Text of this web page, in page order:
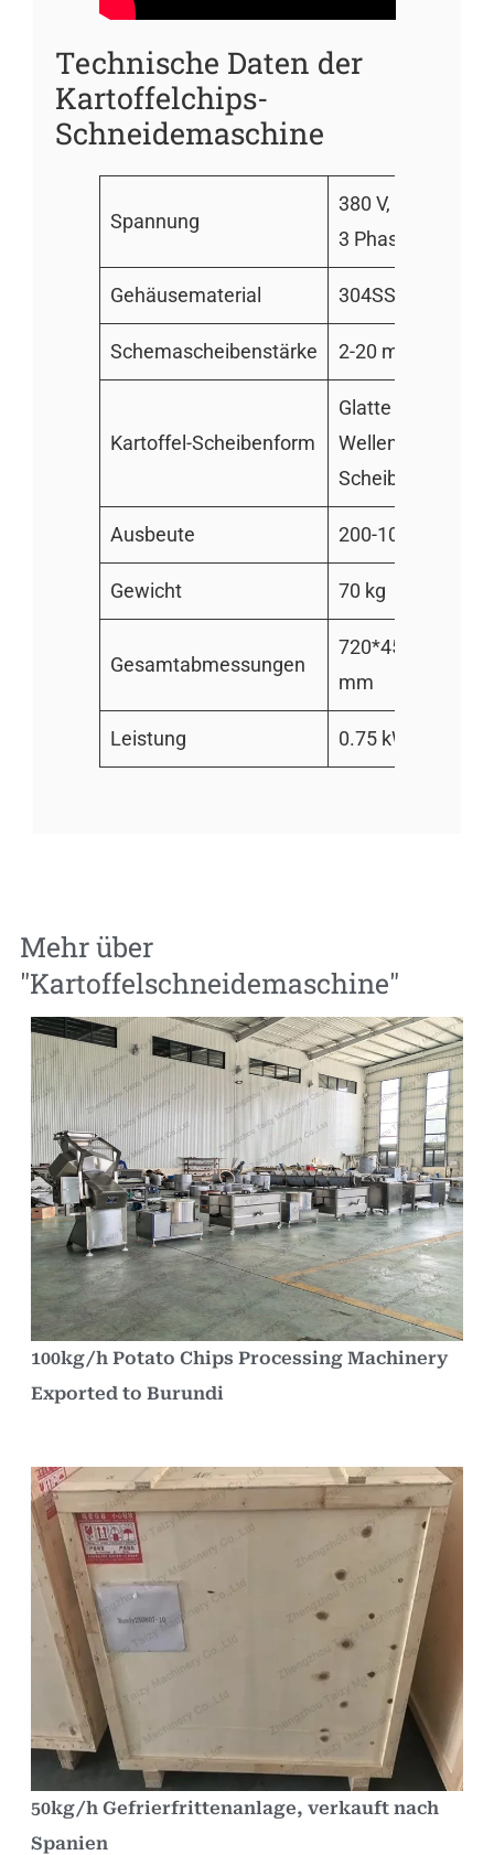
Technische Daten der
Kartoffelchips-
Schneidemaschine
Spannung
380 V, 50 Hz,
3 Phasen
Gehäusematerial 304SS
Schemascheibenstärke 2-20 mm
Kartoffel-Scheibenform
Glatte Form,
Wellen-
Scheibe
Ausbeute 200-1000 kg
Gewicht 70 kg
Gesamtabmessungen
720*450*900
mm
Leistung 0.75 kW
Mehr über
"Kartoffelschneidemaschine"
100kg/h Potato Chips Processing Machinery
Exported to Burundi
50kg/h Gefrierfrittenanlage, verkauft nach
Spanien